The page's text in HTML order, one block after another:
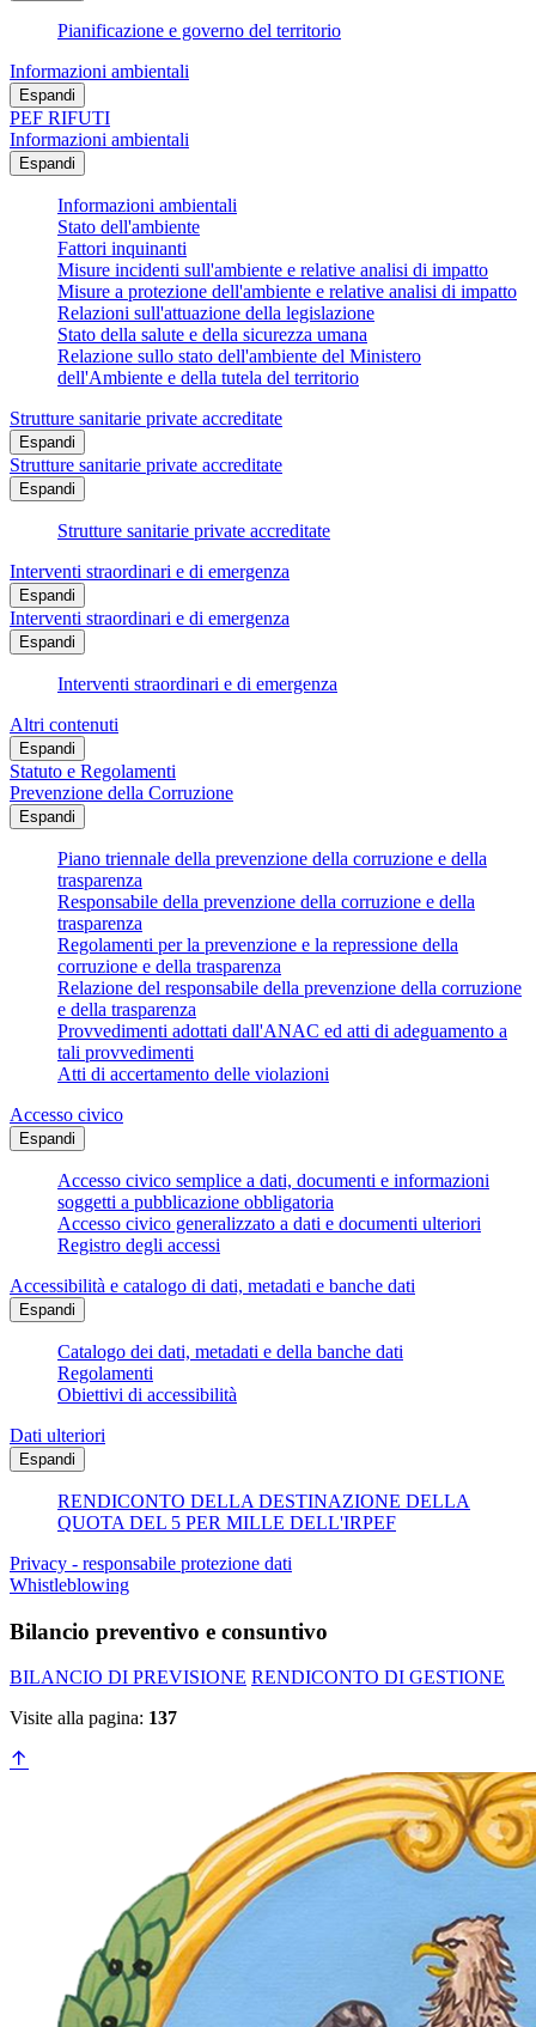
Pianificazione e governo del territorio
Informazioni ambientali
Espandi
PEF RIFUTI
Informazioni ambientali
Espandi
Informazioni ambientali
Stato dell'ambiente
Fattori inquinanti
Misure incidenti sull'ambiente e relative analisi di impatto
Misure a protezione dell'ambiente e relative analisi di impatto
Relazioni sull'attuazione della legislazione
Stato della salute e della sicurezza umana
Relazione sullo stato dell'ambiente del Ministero
dell'Ambiente e della tutela del territorio
Strutture sanitarie private accreditate
Espandi
Strutture sanitarie private accreditate
Espandi
Strutture sanitarie private accreditate
Interventi straordinari e di emergenza
Espandi
Interventi straordinari e di emergenza
Espandi
Interventi straordinari e di emergenza
Altri contenuti
Espandi
Statuto e Regolamenti
Prevenzione della Corruzione
Espandi
Piano triennale della prevenzione della corruzione e della
trasparenza
Responsabile della prevenzione della corruzione e della
trasparenza
Regolamenti per la prevenzione e la repressione della
corruzione e della trasparenza
Relazione del responsabile della prevenzione della corruzione
e della trasparenza
Provvedimenti adottati dall'ANAC ed atti di adeguamento a
tali provvedimenti
Atti di accertamento delle violazioni
Accesso civico
Espandi
Accesso civico semplice a dati, documenti e informazioni
soggetti a pubblicazione obbligatoria
Accesso civico generalizzato a dati e documenti ulteriori
Registro degli accessi
Accessibilità e catalogo di dati, metadati e banche dati
Espandi
Catalogo dei dati, metadati e della banche dati
Regolamenti
Obiettivi di accessibilità
Dati ulteriori
Espandi
RENDICONTO DELLA DESTINAZIONE DELLA
QUOTA DEL 5 PER MILLE DELL'IRPEF
Privacy - responsabile protezione dati
Whistleblowing
Bilancio preventivo e consuntivo
BILANCIO DI PREVISIONE RENDICONTO DI GESTIONE
Visite alla pagina: 137